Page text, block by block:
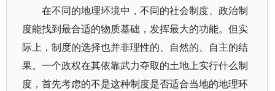
在不同的地理环境中，不同的社会制度、政治制
度能找到最合适的物质基础，发挥最大的功能。但实
际上，制度的选择也并非理性的、自然的、自主的结
果。一个政权在其依靠武力夺取的土地上实行什么制
度，首先考虑的不是这种制度是否适合当地的地理环